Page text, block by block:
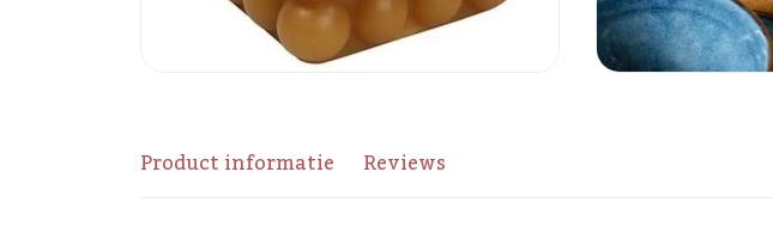
Product informatie Reviews